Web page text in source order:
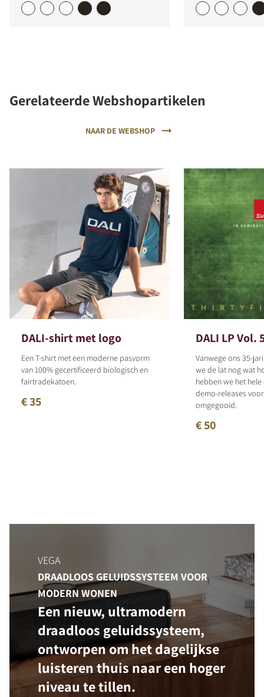
Gerelateerde Webshopartikelen
NAAR DE WEBSHOP
DALI-shirt met logo
Een T-shirt met een moderne pasvorm
van 100% gecertificeerd biologisch en
fairtradekatoen.
€ 35
DALI LP Vol.
Vanwege ons 35-
we de lat nog wat
hebben we het
demo-releases
omgegooid.
€ 50
VEGA
DRAADLOOS GELUIDSSYSTEEM VOOR
MODERN WONEN
Een nieuw, ultramodern
draadloos geluidssysteem,
ontworpen om het dagelijkse
luisteren thuis naar een hoger
niveau te tillen.